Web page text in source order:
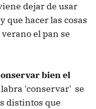
dejar de usar
que hacer las cosas
el pan se
bien el
'conservar' se
distintos que